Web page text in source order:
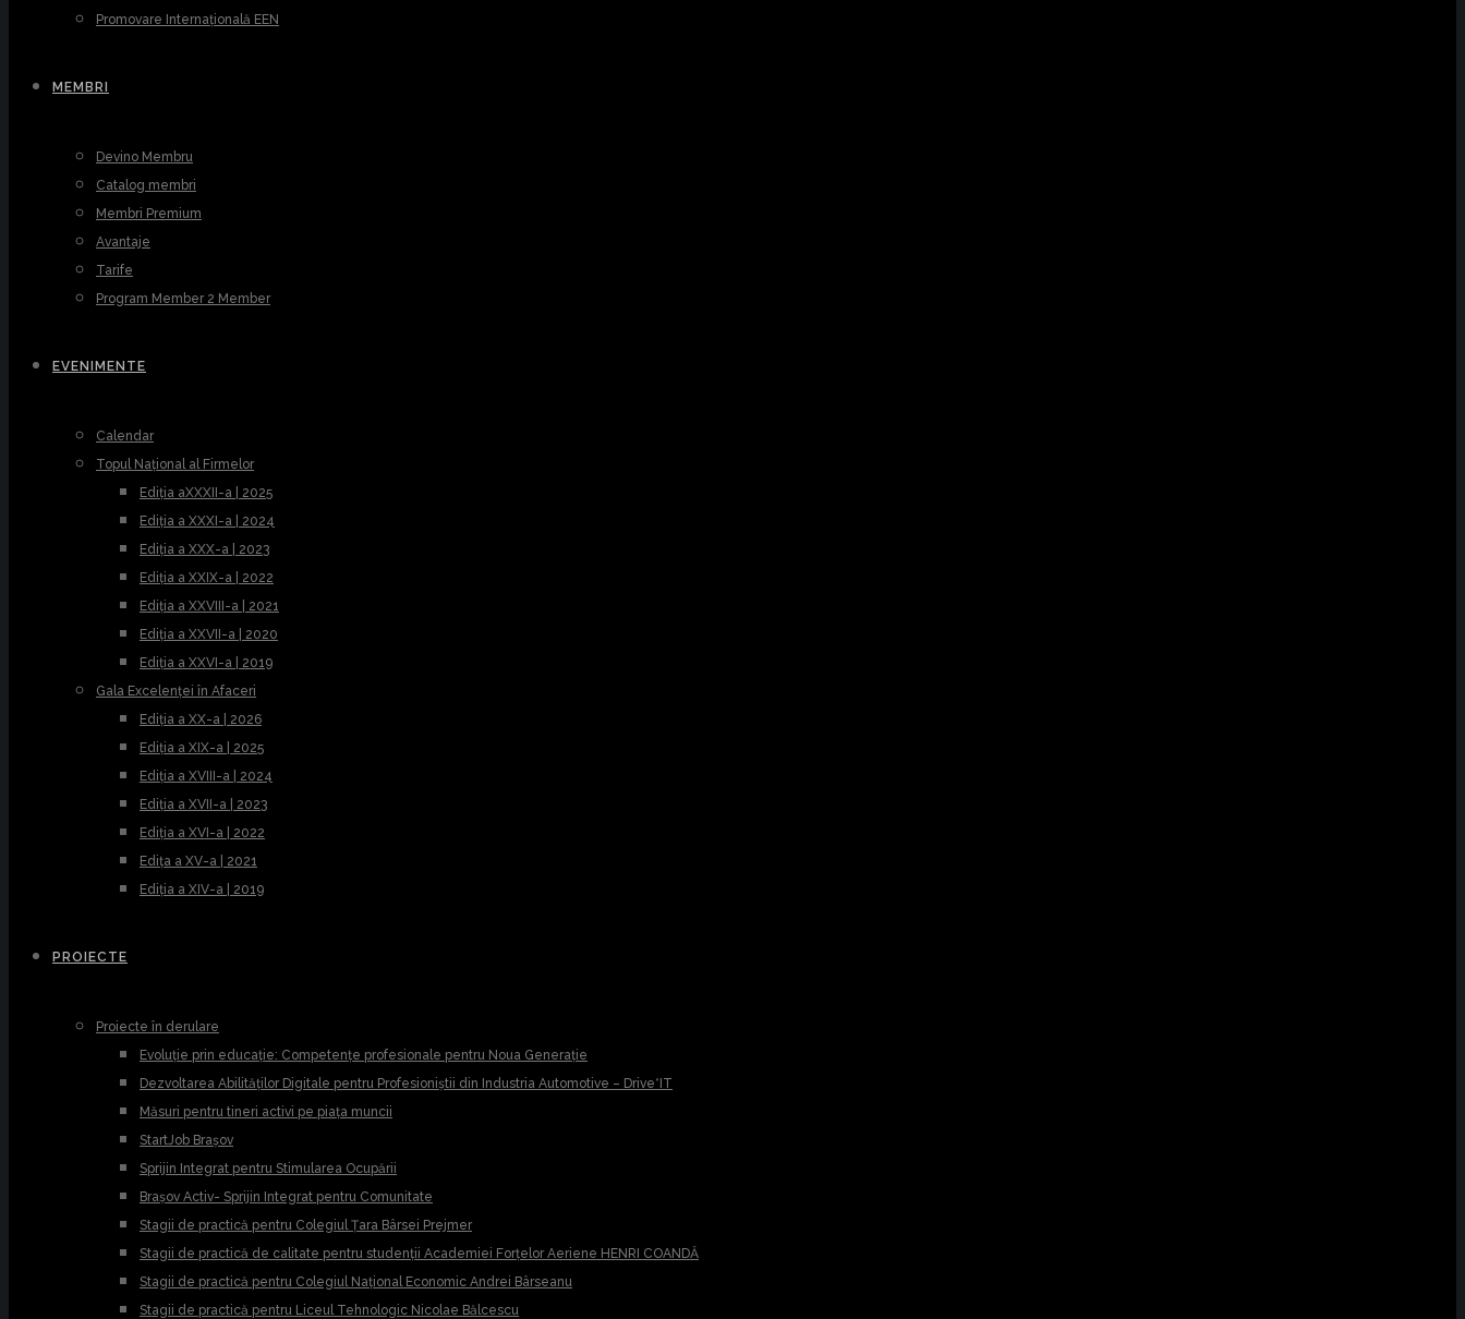
Promovare Internațională EEN
MEMBRI
Devino Membru
Catalog membri
Membri Premium
Avantaje
Tarife
Program Member 2 Member
EVENIMENTE
Calendar
Topul Național al Firmelor
Ediția aXXXII-a | 2025
Ediția a XXXI-a | 2024
Ediția a XXX-a | 2023
Ediția a XXIX-a | 2022
Ediția a XXVIII-a | 2021
Ediția a XXVII-a | 2020
Ediția a XXVI-a | 2019
Gala Excelenței în Afaceri
Ediția a XX-a | 2026
Ediția a XIX-a | 2025
Ediția a XVIII-a | 2024
Ediția a XVII-a | 2023
Ediția a XVI-a | 2022
Edița a XV-a | 2021
Ediția a XIV-a | 2019
PROIECTE
Proiecte în derulare
Evoluție prin educație: Competențe profesionale pentru Noua Generație
Dezvoltarea Abilităților Digitale pentru Profesioniștii din Industria Automotive – Drive*IT
Măsuri pentru tineri activi pe piața muncii
StartJob Brașov
Sprijin Integrat pentru Stimularea Ocupării
Brașov Activ- Sprijin Integrat pentru Comunitate
Stagii de practică pentru Colegiul Țara Bârsei Prejmer
Stagii de practică de calitate pentru studenții Academiei Forțelor Aeriene HENRI COANDĂ
Stagii de practică pentru Colegiul Național Economic Andrei Bârseanu
Stagii de practică pentru Liceul Tehnologic Nicolae Bălcescu